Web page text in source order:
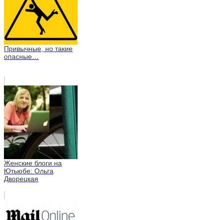
Привычные, но такие
опасные…
Женские блоги на
Ютьюбе: Ольга
Дворецкая